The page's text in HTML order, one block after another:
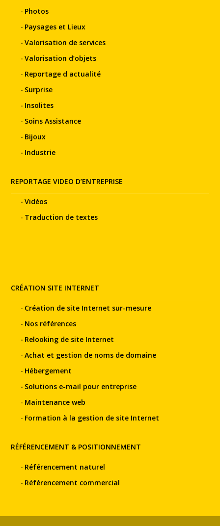
Photos
Paysages et Lieux
Valorisation de services
Valorisation d’objets
Reportage d actualité
Surprise
Insolites
Soins Assistance
Bijoux
Industrie
REPORTAGE VIDEO D’ENTREPRISE
Vidéos
Traduction de textes
CRÉATION SITE INTERNET
Création de site Internet sur-mesure
Nos références
Relooking de site Internet
Achat et gestion de noms de domaine
Hébergement
Solutions e-mail pour entreprise
Maintenance web
Formation à la gestion de site Internet
RÉFÉRENCEMENT & POSITIONNEMENT
Référencement naturel
Référencement commercial